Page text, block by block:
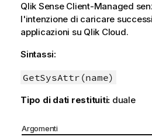
Qlik Sense Client-Managed
l'intenzione di caricare
applicazioni su Qlik Cloud.
Sintassi:
GetSysAttr(name)
Tipo di dati restituiti: duale
Argomenti